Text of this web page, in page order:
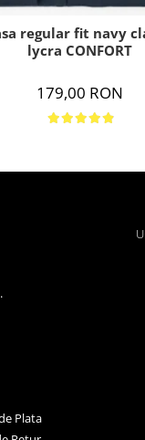
regular fit navy
lycra CONFORT
179,00 RON
Plata